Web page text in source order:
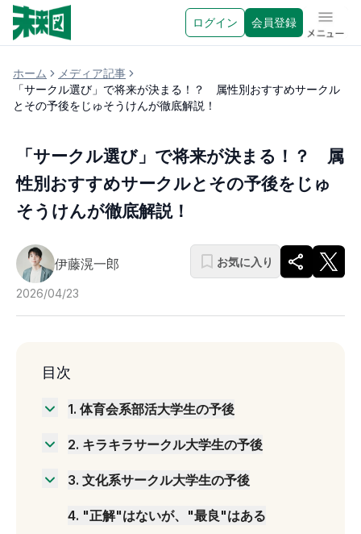
ログイン 会員登録 メニュ
ホーム
メディア記事
「サークル選び」で将来が決まる！？ 属性別おすすめサークル
とその予後をじゅそうけんが徹底解説！
「サークル選び」で将来が決まる！？ 属
性別おすすめサークルとその予後をじゅ
そうけんが徹底解説！
伊藤滉一郎
2026/04/23
お気に入り
目次
1. 体育会系部活大学生の予後
2. キラキラサークル大学生の予後
3. 文化系サークル大学生の予後
4. "正解"はないが、"最良"はある